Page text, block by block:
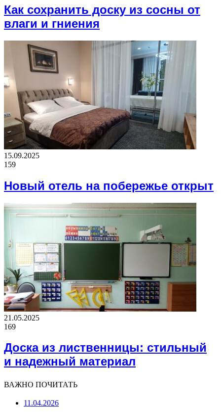
Как сохранить доску из сосны от
влаги и гниения
15.09.2025
159
Новый отель на побережье открыт
21.05.2025
169
Доска из лиственницы: стильный
и надежный материал
ВАЖНО ПОЧИТАТЬ
11.04.2026